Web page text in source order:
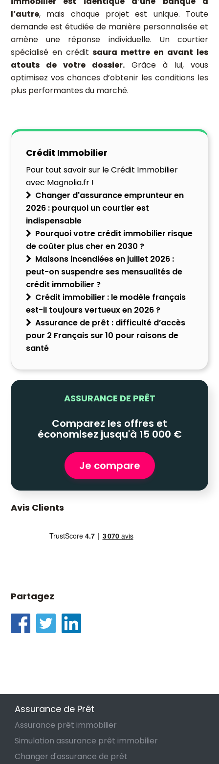
l’autre, mais chaque projet est unique. Toute
demande est étudiée de manière personnalisée et
amène une réponse individuelle. Un courtier
spécialisé en crédit saura mettre en avant les
atouts de votre dossier. Grâce à lui, vous
optimisez vos chances d’obtenir les conditions les
plus performantes du marché.
Crédit Immobilier
Pour tout savoir sur le Crédit Immobilier
avec Magnolia.fr !
Changer d'assurance emprunteur en
2026 : pourquoi un courtier est
indispensable
Pourquoi votre crédit immobilier risque
de coûter plus cher en 2030 ?
Maisons incendiées en juillet 2026 :
peut-on suspendre ses mensualités de
crédit immobilier ?
Crédit immobilier : le modèle français
est-il toujours vertueux en 2026 ?
Assurance de prêt : difficulté d’accès
pour 2 Français sur 10 pour raisons de
santé
ASSURANCE DE PRÊT
Comparez les offres et
économisez jusqu'à 15 000 €
Je compare
Avis Clients
Partagez
Assurance de Prêt
Assurance prêt immobilier
Simulation assurance prêt immobilier
Changer d'assurance de prêt